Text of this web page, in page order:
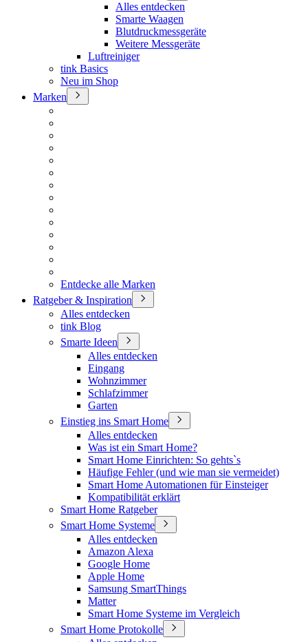
Alles entdecken
Smarte Waagen
Blutdruckmessgeräte
Weitere Messgeräte
Luftreiniger
tink Basics
Neu im Shop
Marken
Entdecke alle Marken
Ratgeber & Inspiration
Alles entdecken
tink Blog
Smarte Ideen
Alles entdecken
Eingang
Wohnzimmer
Schlafzimmer
Garten
Einstieg ins Smart Home
Alles entdecken
Was ist ein Smart Home?
Smart Home Einrichten: So gehts`s
Häufige Fehler (und wie man sie vermeidet)
Smart Home Automationen für Einsteiger
Kompatibilität erklärt
Smart Home Ratgeber
Smart Home Systeme
Alles entdecken
Amazon Alexa
Google Home
Apple Home
Samsung SmartThings
Matter
Smart Home Systeme im Vergleich
Smart Home Protokolle